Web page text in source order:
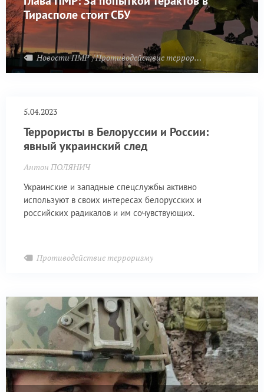
Тирасполе стоит СБУ
Новости ПМР Противодействие терроризму
5.04.2023
Террористы в Белоруссии и России:
явный украинский след
Антон ПОЛЯНИЧ
Украинские и западные спецслужбы активно
используют в своих интересах белорусских и
российских радикалов и им сочувствующих.
Противодействие терроризму